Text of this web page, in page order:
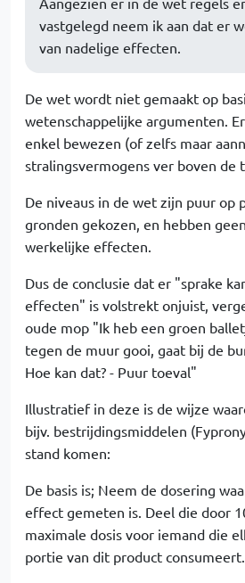
vastgelegd neem ik aan dat er
van nadelige effecten.
De wet wordt niet gemaakt op
wetenschappelijke argumenten.
enkel bewezen (of zelfs maar
stralingsvermogens ver boven de
De niveaus in de wet zijn puur op
gronden gekozen, en hebben
werkelijke effecten.
Dus de conclusie dat er "sprake
effecten" is volstrekt onjuist,
oude mop "Ik heb een groen
tegen de muur gooi, gaat bij de
Hoe kan dat? - Puur toeval"
Illustratief in deze is de wijze
bijv. bestrijdingsmiddelen
stand komen:
De basis is; Neem de dosering
effect gemeten is. Deel die door
maximale dosis voor iemand die
portie van dit product consumeert.